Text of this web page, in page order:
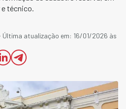
e técnico.
Última atualização em: 16/01/2026 às